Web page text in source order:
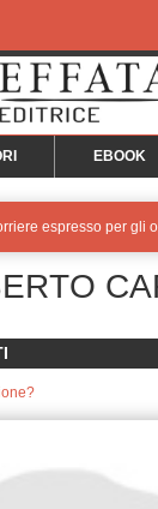
EBOOK
espresso per gli